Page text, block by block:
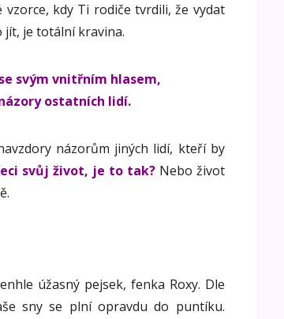
kdy Ti rodiče tvrdili, že vydat
jít, je totální kravina.
svým vnitřním hlasem,
ostatních lidí.
názorům jiných lidí, kteří by
svůj život, je to tak?Nebo život
úžasný pejsek, fenka Roxy. Dle
sny se plní opravdu do puntíku.